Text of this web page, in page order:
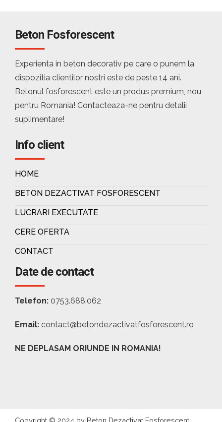
Beton Fosforescent
Experienta in beton decorativ pe care o punem la
dispozitia clientilor nostri este de peste 14 ani.
Betonul fosforescent este un produs premium, nou
pentru Romania! Contacteaza-ne pentru detalii
suplimentare!
Info client
HOME
BETON DEZACTIVAT FOSFORESCENT
LUCRARI EXECUTATE
CERE OFERTA
CONTACT
Date de contact
Telefon: 0753.688.062
Email: contact@betondezactivatfosforescent.ro
NE DEPLASAM ORIUNDE IN ROMANIA!
Copyright © 2024 by Beton Dezactivat Fosforescent.